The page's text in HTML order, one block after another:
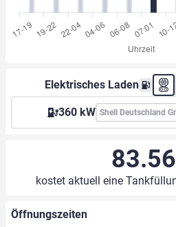
Elektrisches Laden
360 kW Shell Deutschland
kostet aktuell eine
Öffnungszeiten